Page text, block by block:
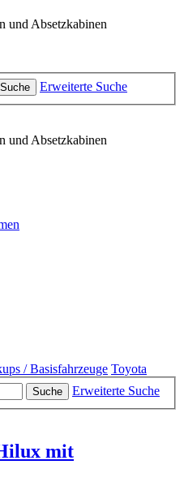
und Absetzkabinen
Suche Erweiterte Suche
und Absetzkabinen
/ Basisfahrzeuge Toyota
Suche
Erweiterte Suche
mit